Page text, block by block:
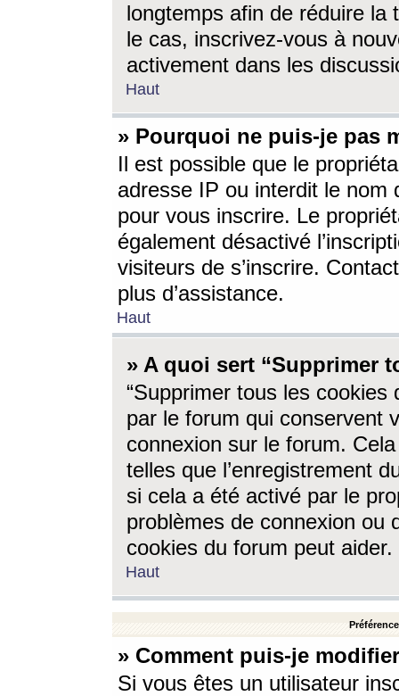
longtemps afin de réduire la
le cas, inscrivez-vous à
activement dans les
Haut
» Pourquoi ne puis-je pas
Il est possible que le
adresse IP ou interdit le nom
pour vous inscrire. Le
également désactivé
visiteurs de s’inscrire.
plus d’assistance.
Haut
» A quoi sert “Supprimer
“Supprimer tous les cookies
par le forum qui conservent
connexion sur le forum.
telles que l’enregistrement
si cela a été activé par le
problèmes de connexion ou
cookies du forum peut aider.
Haut
» Comment puis-je
Si vous êtes un utilisateur